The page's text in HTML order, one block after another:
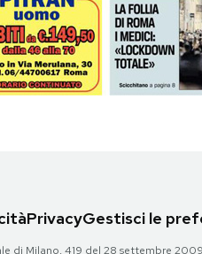
PrivacyGestisci le
di Milano, 419 del 28 settembre